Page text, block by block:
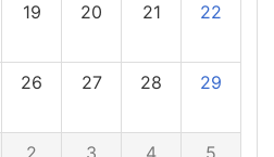
19 20 21 22
26 27 28 29